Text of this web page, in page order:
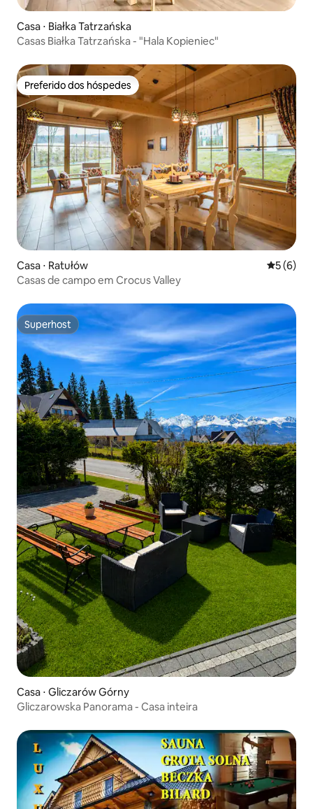
Casa ⋅ Białka Tatrzańska
Casas Białka Tatrzańska - "Hala Kopieniec"
Preferido dos hóspedes
Preferido dos hóspedes
Casa ⋅ Ratułów 5 de
5 (6)
Casas de campo em Crocus Valley
Superhost
Superhost
Casa ⋅ Gliczarów Górny
Gliczarowska Panorama - Casa inteira